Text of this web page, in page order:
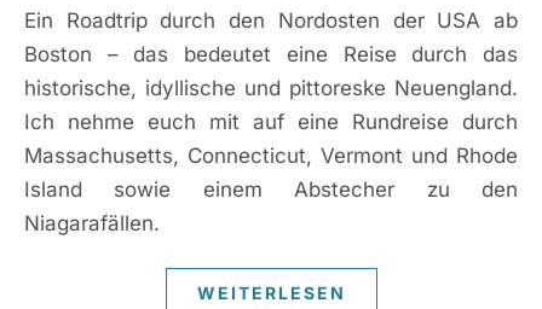
Ein Roadtrip durch den Nordosten der USA ab
Boston – das bedeutet eine Reise durch das
historische, idyllische und pittoreske Neuengland.
Ich nehme euch mit auf eine Rundreise durch
Massachusetts, Connecticut, Vermont und Rhode
Island sowie einem Abstecher zu den
Niagarafällen.
WEITERLESEN